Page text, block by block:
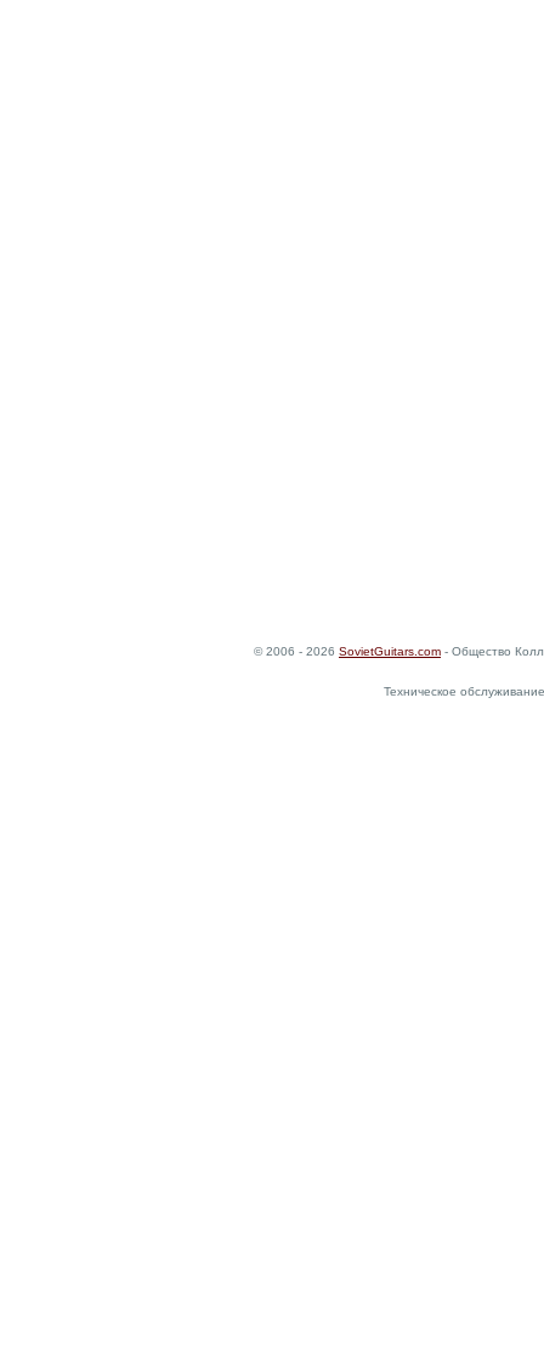
© 2006 - 2026 SovietGuitars.com - Общество
Техническое